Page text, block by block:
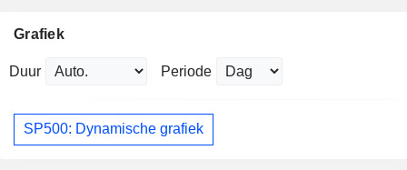
Grafiek
Duur Periode
SP500: Dynamische grafiek